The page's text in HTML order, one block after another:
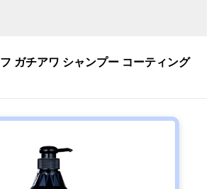
ガチアワ シャンプー コーティング